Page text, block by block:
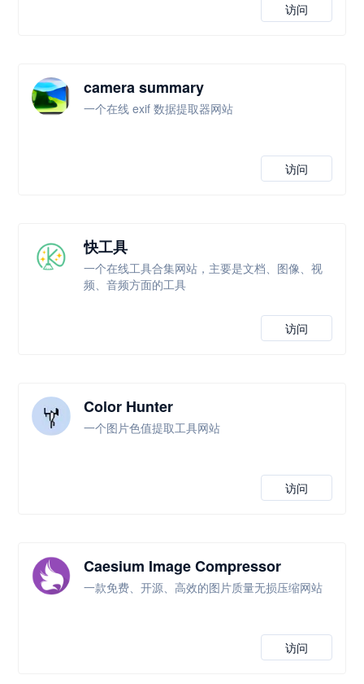
访问
camera summary
一个在线 exif 数据提取器网站
访问
快工具
一个在线工具合集网站，主要是文档、图像、视
频、音频方面的工具
访问
Color Hunter
一个图片色值提取工具网站
访问
Caesium Image Compressor
一款免费、开源、高效的图片质量无损压缩网站
访问